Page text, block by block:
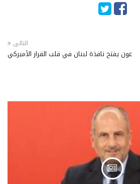
التالى
عون يفتح نافذة لبنان في قلب القرار الأميركي